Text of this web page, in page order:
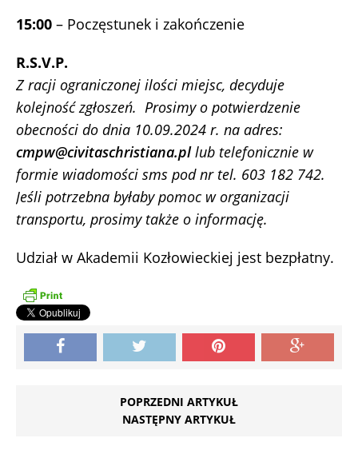
15:00 – Poczęstunek i zakończenie
R.S.V.P.
Z racji ograniczonej ilości miejsc, decyduje
kolejność zgłoszeń. Prosimy o potwierdzenie
obecności do dnia 10.09.2024 r. na adres:
cmpw@civitaschristiana.pllub telefonicznie w
formie wiadomości sms pod nr tel. 603 182 742.
Jeśli potrzebna byłaby pomoc w organizacji
transportu, prosimy także o informację.
Udział w Akademii Kozłowieckiej jest bezpłatny.
POPRZEDNI ARTYKUŁ
NASTĘPNY ARTYKUŁ